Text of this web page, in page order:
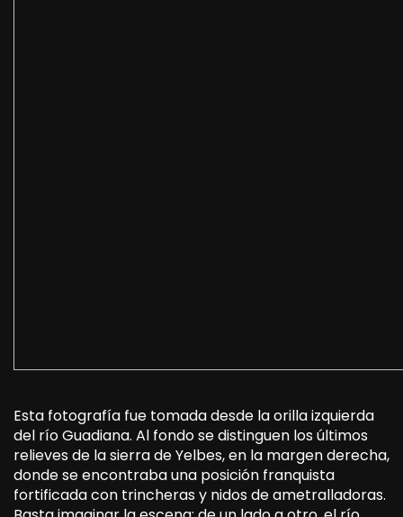
Esta fotografía fue tomada desde la orilla izquierda
del río Guadiana. Al fondo se distinguen los últimos
relieves de la sierra de Yelbes, en la margen derecha,
donde se encontraba una posición franquista
fortificada con trincheras y nidos de ametralladoras.